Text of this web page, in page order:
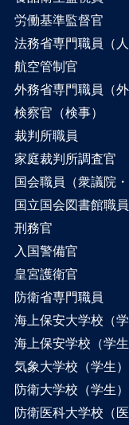
労働基準監督官
法務省専門職員（人
航空管制官
外務省専門職員（外
検察官（検事）
裁判所職員
家庭裁判所調査官
国会職員（衆議院・
国立国会図書館職員
刑務官
入国警備官
皇宮護衛官
防衛省専門職員
海上保安大学校（学
海上保安学校（学生
気象大学校（学生）
防衛大学校（学生）
防衛医科大学校（